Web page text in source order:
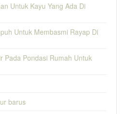
Untuk Kayu Yang Ada Di
Untuk Membasmi Rayap Di
Pada Pondasi Rumah Untuk
barus